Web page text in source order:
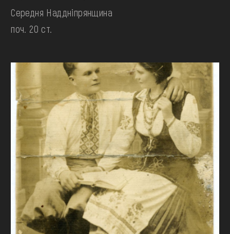
Середня Наддніпрянщина
поч. 20 ст.